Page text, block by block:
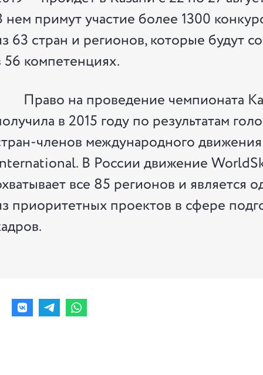
нем примут участие более 1300
63 стран и регионов, которые будут
56 компетенциях.
Право на проведение чемпионата
в 2015 году по результатам
членов международного
В России движение
все 85 регионов и является
приоритетных проектов в сфере